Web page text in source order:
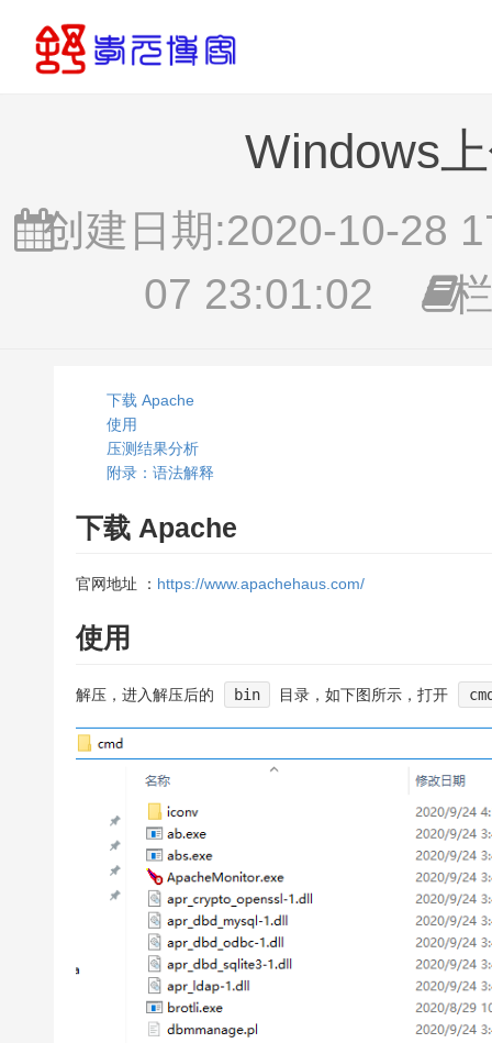
Windows
创建日期:2020-10-28
07 23:01:02
下载 Apache
使用
压测结果分析
附录：语法解释
下载 Apache
官网地址 ： https://www.apachehaus.com/
使用
解压，进入解压后的 bin 目录，如下图所示，打开